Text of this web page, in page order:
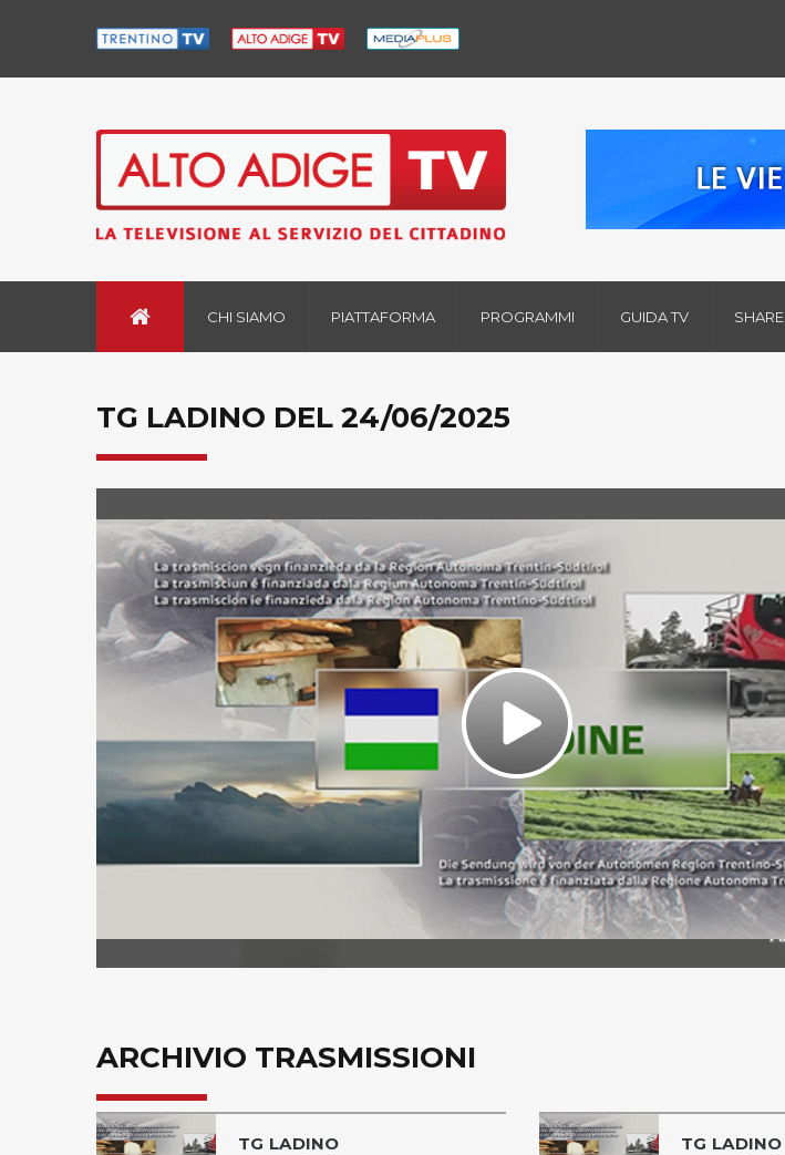
CHI SIAMO PIATTAFORMA PROGRAMMI GUIDA TV SHARE
TG LADINO DEL 24/06/2025
Play
ARCHIVIO TRASMISSIONI
TG LADINO
TG LADINO